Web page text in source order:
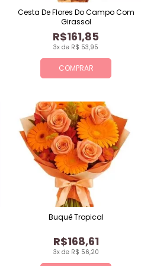
COMPRAR
3x de R$ 53,95
R$161,85
Cesta De Flores Do Campo Com
Girassol
3x de R$ 56,20
R$168,61
Buquê Tropical